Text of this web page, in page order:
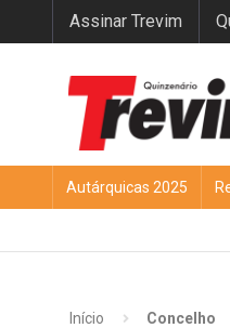
Assinar Trevim
Autárquicas 2025
Início Concelho